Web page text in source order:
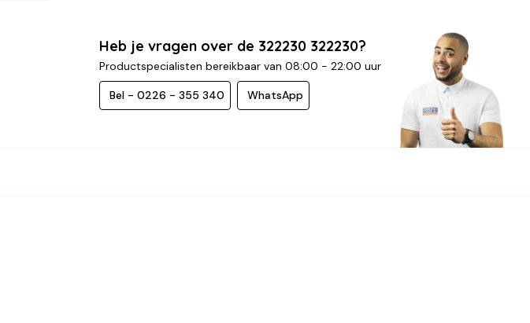
Heb je vragen over de 322230 322230?
Productspecialisten bereikbaar van 08:00 - 22:00 uur
Bel - 0226 - 355 340 WhatsApp